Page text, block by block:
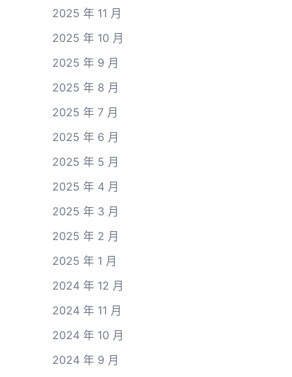
2025 年 11 月
2025 年 10 月
2025 年 9 月
2025 年 8 月
2025 年 7 月
2025 年 6 月
2025 年 5 月
2025 年 4 月
2025 年 3 月
2025 年 2 月
2025 年 1 月
2024 年 12 月
2024 年 11 月
2024 年 10 月
2024 年 9 月